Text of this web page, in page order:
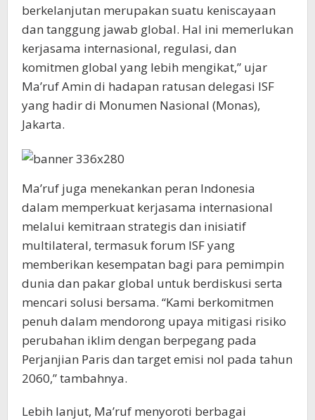
berkelanjutan merupakan suatu keniscayaan
dan tanggung jawab global. Hal ini memerlukan
kerjasama internasional, regulasi, dan
komitmen global yang lebih mengikat,” ujar
Ma’ruf Amin di hadapan ratusan delegasi ISF
yang hadir di Monumen Nasional (Monas),
Jakarta.
Ma’ruf juga menekankan peran Indonesia
dalam memperkuat kerjasama internasional
melalui kemitraan strategis dan inisiatif
multilateral, termasuk forum ISF yang
memberikan kesempatan bagi para pemimpin
dunia dan pakar global untuk berdiskusi serta
mencari solusi bersama. “Kami berkomitmen
penuh dalam mendorong upaya mitigasi risiko
perubahan iklim dengan berpegang pada
Perjanjian Paris dan target emisi nol pada tahun
2060,” tambahnya.
Lebih lanjut, Ma’ruf menyoroti berbagai